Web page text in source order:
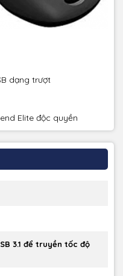
dạng trượt
Elite độc ​​quyền
3.1 để truyền tốc độ